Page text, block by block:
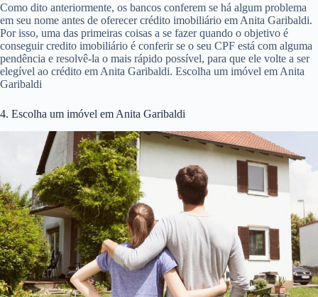
Como dito anteriormente, os bancos conferem se há algum problema
em seu nome antes de oferecer crédito imobiliário em Anita Garibaldi.
Por isso, uma das primeiras coisas a se fazer quando o objetivo é
conseguir credito imobiliário é conferir se o seu CPF está com alguma
pendência e resolvê-la o mais rápido possível, para que ele volte a ser
elegível ao crédito em Anita Garibaldi. Escolha um imóvel em Anita
Garibaldi
4. Escolha um imóvel em Anita Garibaldi